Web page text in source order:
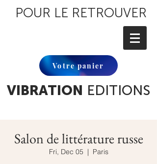
POUR LE RETROUVER
Votre panier
VIBRATION EDITIONS
Salon de littérature russe
Fri, Dec 05
  |
Paris